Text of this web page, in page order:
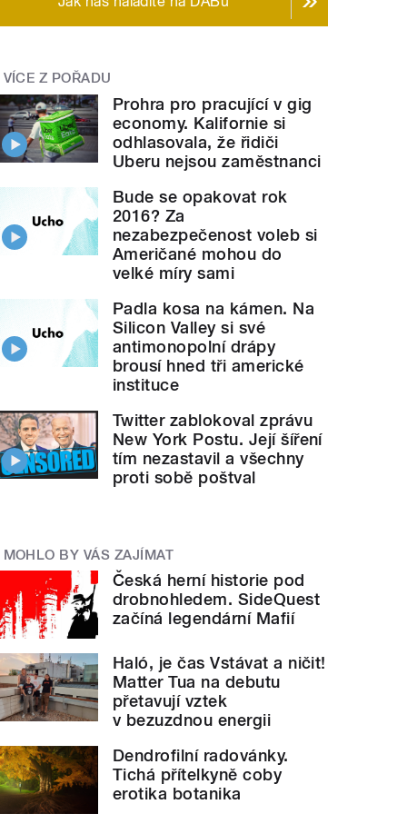
VÍCE Z POŘADU
Prohra pro pracující v gig
economy. Kalifornie si
odhlasovala, že řidiči
Uberu nejsou zaměstnanci
Bude se opakovat rok
2016? Za
nezabezpečenost voleb si
Američané mohou do
velké míry sami
Padla kosa na kámen. Na
Silicon Valley si své
antimonopolní drápy
brousí hned tři americké
instituce
Twitter zablokoval zprávu
New York Postu. Její šíření
tím nezastavil a všechny
proti sobě poštval
MOHLO BY VÁS ZAJÍMAT
Česká herní historie pod
drobnohledem. SideQuest
začíná legendární Mafií
Haló, je čas Vstávat a ničit!
Matter Tua na debutu
přetavují vztek
v bezuzdnou energii
Dendrofilní radovánky.
Tichá přítelkyně coby
erotika botanika